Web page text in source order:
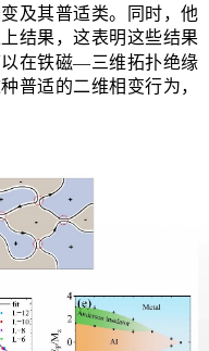
及其普适类。同时，他
结果，这表明这些结果
在铁磁—三维拓扑绝缘
普适的二维相变行为，